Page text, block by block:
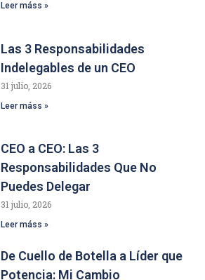
Leer máss »
Las 3 Responsabilidades
Indelegables de un CEO
31 julio, 2026
Leer máss »
CEO a CEO: Las 3
Responsabilidades Que No
Puedes Delegar
31 julio, 2026
Leer máss »
De Cuello de Botella a Líder que
Potencia: Mi Cambio